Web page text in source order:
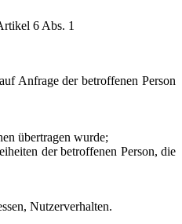
6 Abs. 1
Anfrage der betroffenen Person
übertragen wurde;
der betroffenen Person, die
Nutzerverhalten.